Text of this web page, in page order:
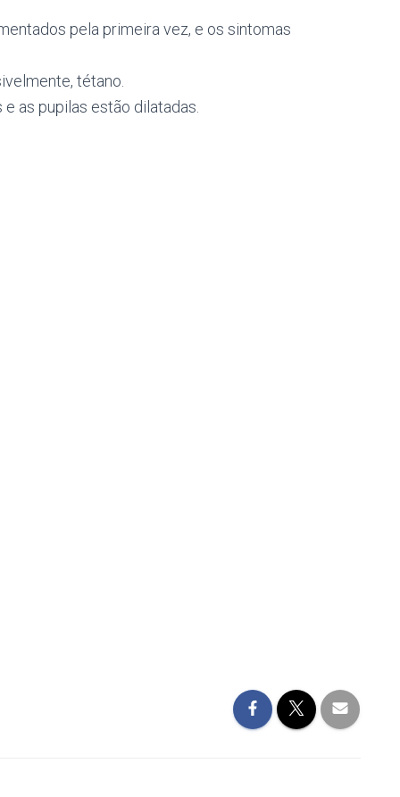
pela primeira vez, e os sintomas
tétano.
as pupilas estão dilatadas.